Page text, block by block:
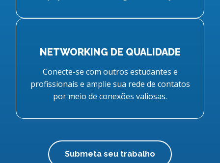
NETWORKING DE QUALIDADE
Conecte-se com outros estudantes e
profissionais e amplie sua rede de contatos
por meio de conexões valiosas.
Submeta seu trabalho